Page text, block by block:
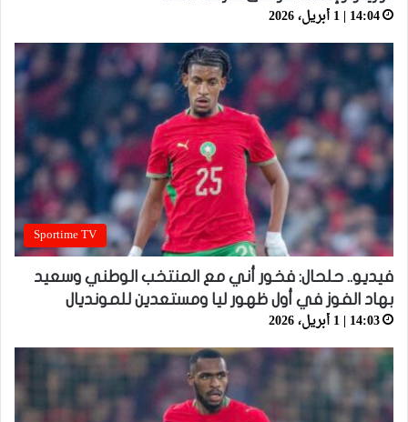
14:04 | 1 أبريل، 2026
Sportime TV
فيديو.. حلحال: فخور أني مع المنتخب الوطني وسعيد
بهاد الفوز في أول ظهور ليا ومستعدين للمونديال
14:03 | 1 أبريل، 2026